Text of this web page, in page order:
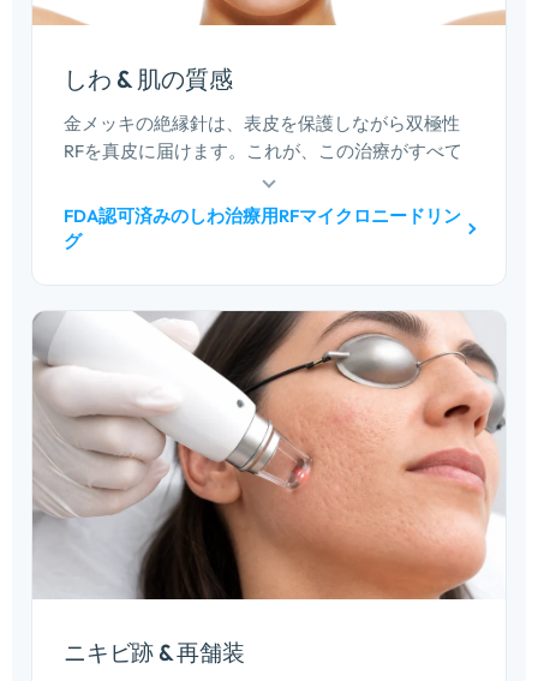
しわ & 肌の質感
金メッキの絶縁針は、表皮を保護しながら双極性
RFを真皮に届けます。これが、この治療がすべて
のフィッツパトリック肌タイプに有効である理由
です。. 調整可能な深さで、より深いテクスチャー
ワークにより小じわをカバーします.
FDA認可済みのしわ治療用RFマイクロニードリン
グ
ニキビ跡 & 再舗装